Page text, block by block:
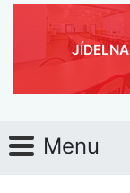
JÍDELNA
Menu